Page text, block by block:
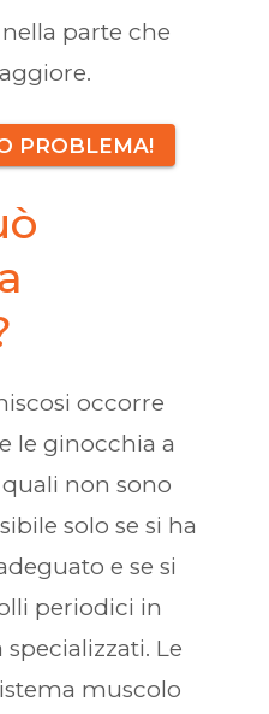
parte che
PROBLEMA!
occorre
le ginocchia a
non sono
solo se si ha
e se si
periodici in
Le
muscolo